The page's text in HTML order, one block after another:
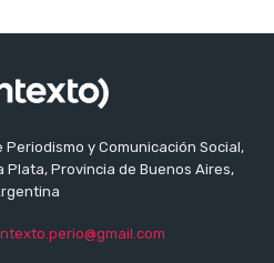
y Comunicación Social,
Plata, Provincia de Buenos Aires,